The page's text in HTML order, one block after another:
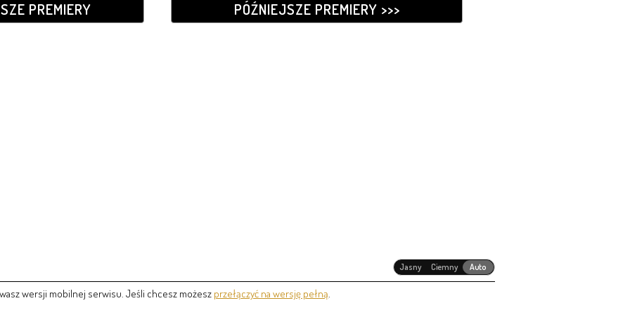
PREMIERY PÓŹNIEJSZE PREMIERY >>>
Jasny Ciemny Auto
wersji mobilnej serwisu. Jeśli chcesz możesz przełączyć na wersję pełną